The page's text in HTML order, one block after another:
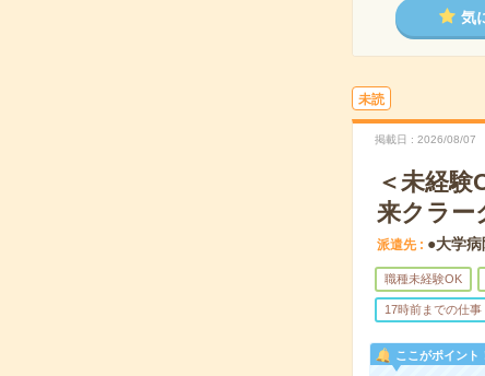
気
未読
掲載日 2026/08/07
＜未経験
来クラー
派遣先 ●大学
職種未経験OK
17時前までの仕事
ここがポイント